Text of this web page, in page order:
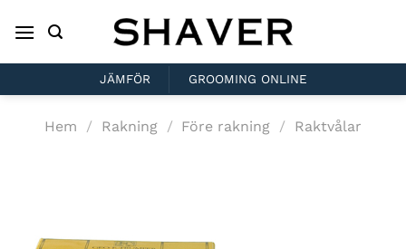
JÄMFÖR GROOMING ONLINE
Hem / Rakning / Före rakning / Raktvålar